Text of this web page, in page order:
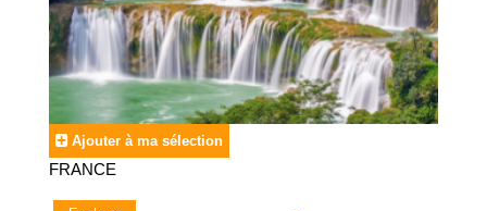
Ajouter à ma sélection
FRANCE